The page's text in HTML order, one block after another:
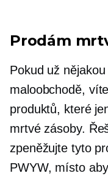
Prodám
Pokud už
maloobchodě,
produktů, které
mrtvé zásoby.
zpeněžujte tyto
PWYW, místo